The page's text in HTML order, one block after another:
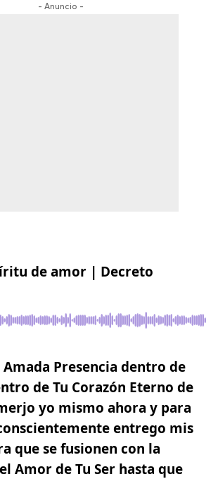
- Anuncio -
de amor | Decreto
Amada Presencia dentro de
de Tu Corazón Eterno de
yo mismo ahora y para
entrego mis
que se fusionen con la
Amor de Tu Ser hasta que